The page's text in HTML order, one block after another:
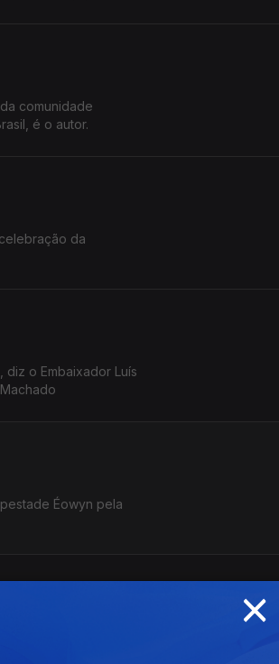
comunidade
é o autor.
da
o Embaixador Luís
Éowyn pela
perspetivas dos
São José.
×